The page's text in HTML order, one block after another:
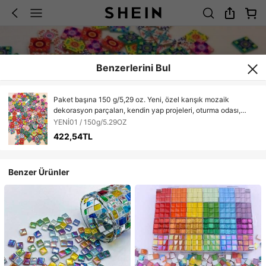
Benzerlerini Bul
Paket başına 150 g/5,29 oz. Yeni, özel karışık mozaik
dekorasyon parçaları, kendin yap projeleri, oturma odası,
mutfak, banyo, ev dekorasyonu, bahçe dekorasyonu ve
kendin yap cam eşya malzemeleri için uygundur. Kendi
fikirlerinize göre özgürce birleştirerek benzersiz sanat eserleri
YENİ01 / 150g/5.29OZ
422,54TL
Benzer Ürünler